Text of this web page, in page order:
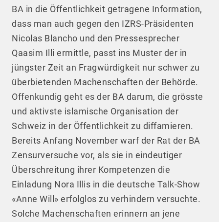
BA in die Öffentlichkeit getragene Information,
dass man auch gegen den IZRS-Präsidenten
Nicolas Blancho und den Pressesprecher
Qaasim Illi ermittle, passt ins Muster der in
jüngster Zeit an Fragwürdigkeit nur schwer zu
überbietenden Machenschaften der Behörde.
Offenkundig geht es der BA darum, die grösste
und aktivste islamische Organisation der
Schweiz in der Öffentlichkeit zu diffamieren.
Bereits Anfang November warf der Rat der BA
Zensurversuche vor, als sie in eindeutiger
Überschreitung ihrer Kompetenzen die
Einladung Nora Illis in die deutsche Talk-Show
«Anne Will» erfolglos zu verhindern versuchte.
Solche Machenschaften erinnern an jene